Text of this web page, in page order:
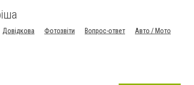
Довідкова Фотозвіти Вопрос-ответ
Авто / Мото